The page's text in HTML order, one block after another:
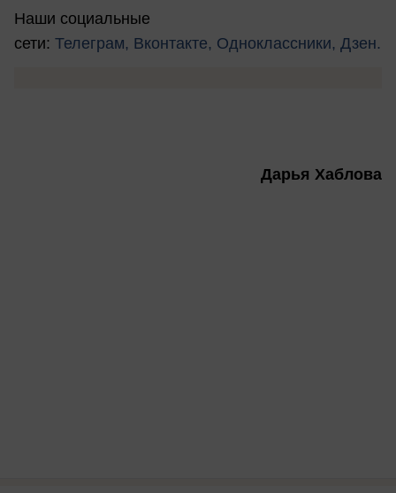
Наши социальные
сети: Телеграм, Вконтакте, Одноклассники, Дзен.
Дарья Хаблова